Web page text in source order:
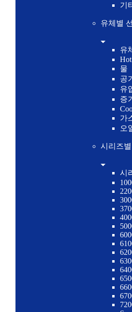
기
유체별
유
물
공기
유
증기
가
오
시리즈
시